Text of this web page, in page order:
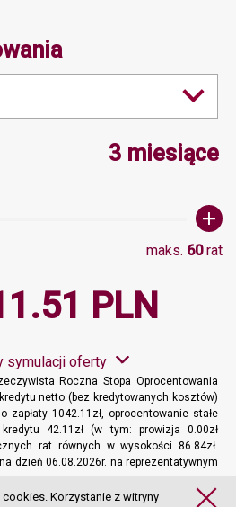
wartość 3,
3 miesiące
maks. 60rat
PLN
symulacji oferty
Roczna Stopa Oprocentowania
netto (bez kredytowanych kosztów)
zapłaty 1042.11zł, oprocentowanie stałe
42.11zł (w tym: prowizja 0.00zł
rat równych w wysokości 86.84zł.
dzień 06.08.2026r. na reprezentatywnym
Więcej informacji
Korzystanie z witryny